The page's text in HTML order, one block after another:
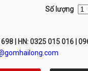
Số lượng
| HN: 0325 015 016 |